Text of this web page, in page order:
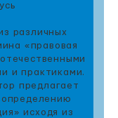
различных
«правовая
и практиками.
предлагает
исходя из